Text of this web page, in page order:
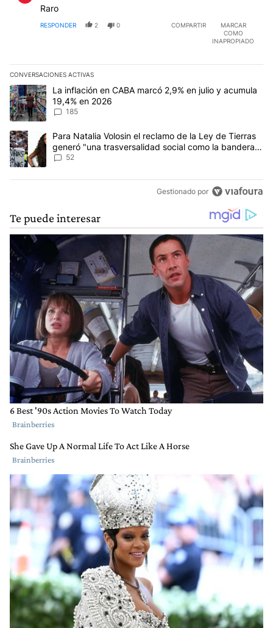
Raro
RESPONDER 2 0 COMPARTIR
MARCAR
COMO
INAPROPIADO
CONVERSACIONES ACTIVAS
Este listado muestra los artículos con más comentarios en los
Un artículo de tendencia con el título "La inflación en CABA
La inflación en CABA marcó 2,9% en julio y acumula
19,4% en 2026
185
Un artículo de tendencia con el título "Para Natalia Volosin el
Para Natalia Volosin el reclamo de la Ley de Tierras
generó "una trasversalidad social como la bandera
de Malvinas"
52
Gestionado por